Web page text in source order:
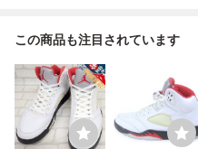
この商品も注目されています